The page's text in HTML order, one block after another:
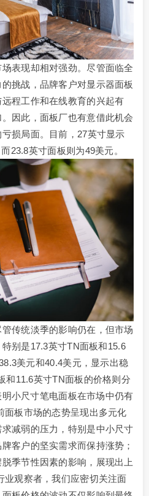
表现却相对强劲。尽管面临全
挑战，品牌客户对显示器面板
程工作和在线教育的兴起有
因此，面板厂也有意借此机会
损局面。目前，27英寸显示
23.8英寸面板则为49美元。
传统淡季的影响仍在，但市场
别是17.3英寸TN面板和15.6
美元和40.4美元，显示出稳
和11.6英寸TN面板的价格则分
小尺寸笔电面板在市场中仍有
面板市场的态势呈现出多元化
减弱的压力，特别是中小尺寸
客户的坚实需求而保持涨势；
季节性因素的影响，展现出上
业观察者，我们应密切关注面